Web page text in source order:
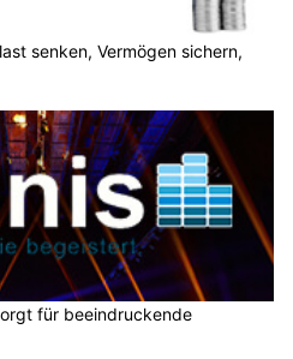
senken, Vermögen sichern,
für beeindruckende